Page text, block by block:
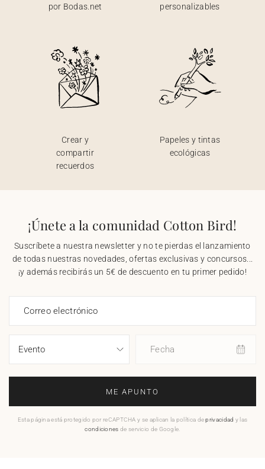
por Bodas.net
personalizables
Crear y
compartir
recuerdos
Papeles y tintas
ecológicas
¡Únete a la comunidad Cotton Bird!
Suscríbete a nuestra newsletter y no te pierdas el lanzamiento
de todas nuestras novedades, ofertas exclusivas y concursos...
¡y además recibirás un 5€ de descuento en tu primer pedido!
Correo electrónico
Fecha
ME APUNTO
Esta página está protegido por reCAPTCHA y se aplican la política deprivacidad y las
condiciones de servicio de Google.